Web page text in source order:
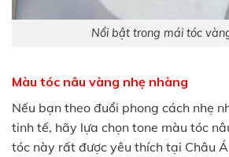
Nổi bật trong mái tóc
Màu tóc nâu vàng nhẹ nhàng
Nếu bạn theo đuổi phong cách nhẹ
tinh tế, hãy lựa chọn tone màu tóc
tóc này rất được yêu thích tại Châu